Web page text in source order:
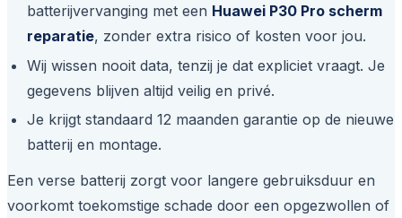
batterijvervanging met een Huawei P30 Pro scherm
reparatie, zonder extra risico of kosten voor jou.
Wij wissen nooit data, tenzij je dat expliciet vraagt. Je
gegevens blijven altijd veilig en privé.
Je krijgt standaard 12 maanden garantie op de nieuwe
batterij en montage.
Een verse batterij zorgt voor langere gebruiksduur en
voorkomt toekomstige schade door een opgezwollen of